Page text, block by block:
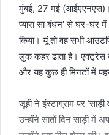
मुंबई, 27 मई
प्यारा सा बंधन’ से घर-घर
किया। यूं तो वह सभी
लुक कहर ढाता है। एक्ट्रेस
और यह कुछ ही मिनटों में
जूही ने इंस्टाग्राम पर
उन्होंने सातों दिन साड़ी में